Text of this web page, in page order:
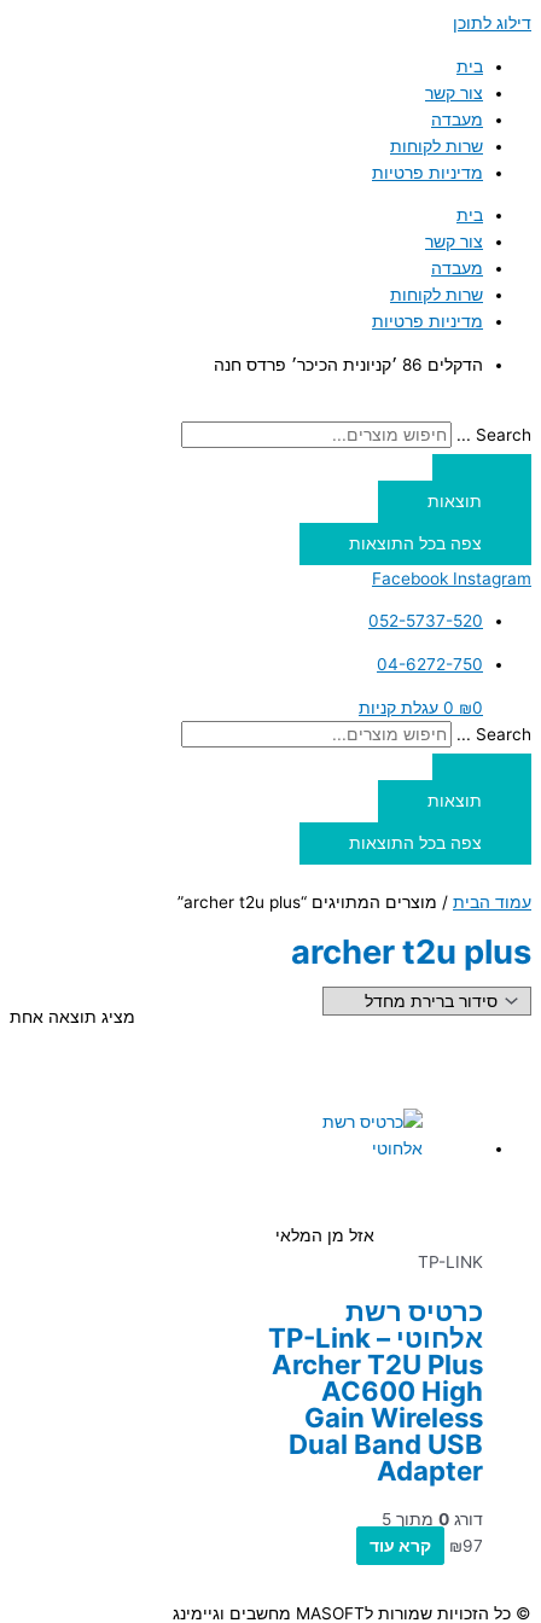
דילוג לתוכן
בית
צור קשר
מעבדה
שרות לקוחות
מדיניות פרטיות
בית
צור קשר
מעבדה
שרות לקוחות
מדיניות פרטיות
הדקלים 86 ׳קניונית הכיכר׳ פרדס חנה
Search ...
תוצאות
צפה בכל התוצאות
Facebook Instagram
052-5737-520
04-6272-750
₪0
0 עגלת קניות
Search ...
תוצאות
צפה בכל התוצאות
עמוד הבית / מוצרים המתויגים “archer t2u plus”
archer t2u plus
מציג תוצאה אחת
אזל מן המלאי
TP-LINK
כרטיס רשת
אלחוטי – TP-Link
Archer T2U Plus
AC600 High
Gain Wireless
Dual Band USB
Adapter
דורג 0 מתוך 5
₪97 קרא עוד
© כל הזכויות שמורות לMASOFT מחשבים וגיימינג